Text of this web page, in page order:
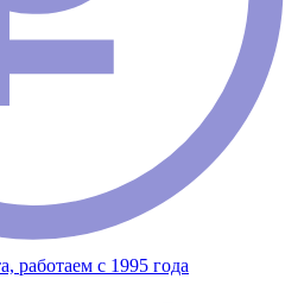
работаем с 1995 года